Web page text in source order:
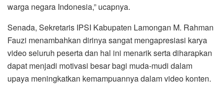
warga negara Indonesia,” ucapnya.
Senada, Sekretaris IPSI Kabupaten Lamongan M. Rahman
Fauzi menambahkan dirinya sangat mengapresiasi karya
video seluruh peserta dan hal ini menarik serta diharapkan
dapat menjadi motivasi besar bagi muda-mudi dalam
upaya meningkatkan kemampuannya dalam video konten.